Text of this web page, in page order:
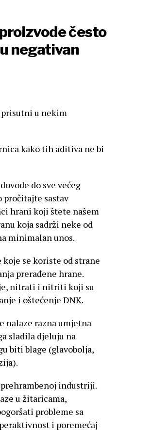
često
negativan
prisutni u nekim
kako tih aditiva ne bi
do sve većeg
pročitajte sastav
hrani koji štete našem
koja sadrži neke od
minimalan unos.
se koriste od strane
prerađene hrane.
nitrati i nitriti koji su
i oštećenje DNK.
nalaze razna umjetna
sladila djeluju na
biti blage (glavobolja,
industriji.
u žitaricama,
probleme sa
i poremećaj